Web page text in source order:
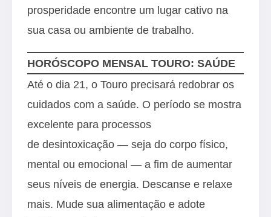
prosperidade encontre um lugar cativo na
sua casa ou ambiente de trabalho.
HORÓSCOPO MENSAL TOURO: SAÚDE
Até o dia 21, o Touro precisará redobrar os
cuidados com a saúde. O período se mostra
excelente para processos
de desintoxicação — seja do corpo físico,
mental ou emocional — a fim de aumentar
seus níveis de energia. Descanse e relaxe
mais. Mude sua alimentação e adote